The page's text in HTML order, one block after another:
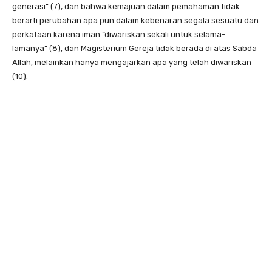
generasi” (7), dan bahwa kemajuan dalam pemahaman tidak
berarti perubahan apa pun dalam kebenaran segala sesuatu dan
perkataan karena iman “diwariskan sekali untuk selama-
lamanya” (8), dan Magisterium Gereja tidak berada di atas Sabda
Allah, melainkan hanya mengajarkan apa yang telah diwariskan
(10).